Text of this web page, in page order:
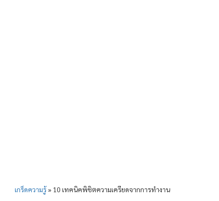
เกร็ดความรู้» 10 เทคนิคพิชิตความเครียดจากการทำงาน